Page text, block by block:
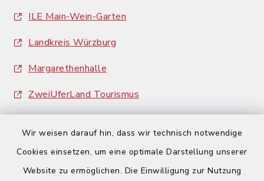
Wir weisen darauf hin, dass wir technisch notwendige
Cookies einsetzen, um eine optimale Darstellung unserer
Website zu ermöglichen. Die Einwilligung zur Nutzung
ILE Main-Wein-Garten
Landkreis Würzburg
Margarethenhalle
ZweiUferLand Tourismus